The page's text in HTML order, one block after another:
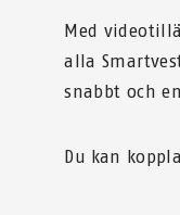
Med
alla
snabbt och
Du kan